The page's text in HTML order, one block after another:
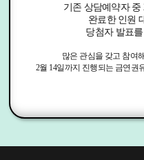
기존 상담예약자 중
완료한 인원
당첨자 발표
많은 관심을 갖고 참여
2월 14일까지 진행되는 금연권